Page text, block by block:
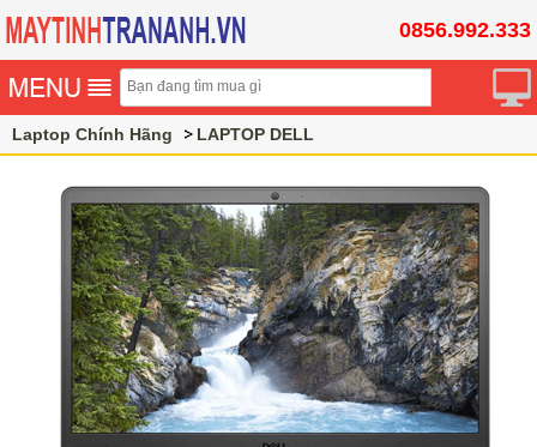
0856.992.333
Laptop Chính Hãng LAPTOP DELL